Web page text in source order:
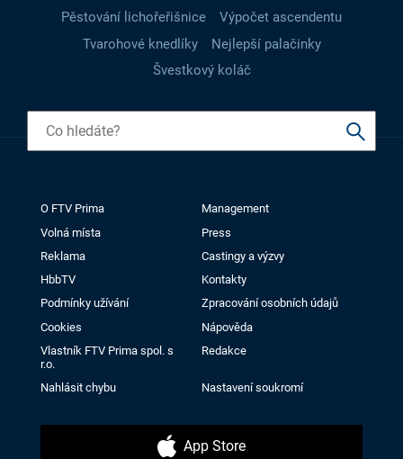
Pěstování lichořeřišnice
Výpočet ascendentu
Tvarohové knedlíky
Nejlepší palačinky
Švestkový koláč
O FTV Prima
Management
Volná místa
Press
Reklama
Castingy a výzvy
HbbTV
Kontakty
Podmínky užívání
Zpracování osobních údajů
Cookies
Nápověda
Vlastník FTV Prima spol. s
r.o.
Redakce
Nahlásit chybu Nastavení soukromí
App Store